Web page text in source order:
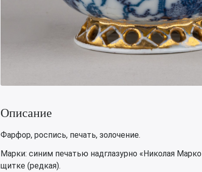
Описание
Фарфор, роспись, печать, золочение.
Марки: синим печатью надглазурно «Николая
щитке (редкая).